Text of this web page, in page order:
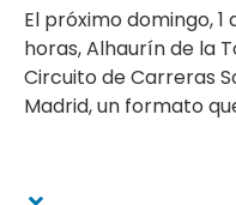
El próximo domingo, 1
horas, Alhaurín de la
Circuito de Carreras
Madrid, un formato